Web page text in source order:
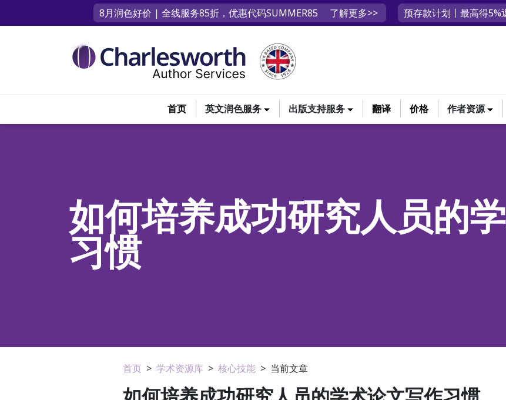
8月润色好价 | 全线服务85折，优惠代码SUMMER85 了解更多>> 预存款计划丨最高得5%
首页 英文润色服务 出版支持服务 翻译 价格 作者资源
如何培养成功研究人员的
习惯
首页 > 学术资源库 > 核心技能 > 当前文章